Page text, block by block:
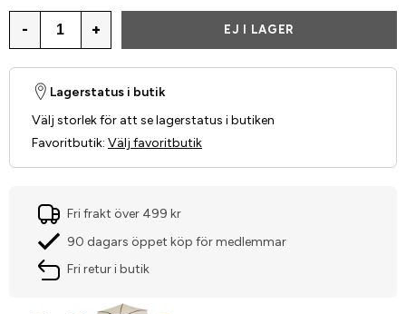
- + EJ I LAGER
Lagerstatus i butik
Välj storlek för att se lagerstatus i butiken
Favoritbutik: Välj favoritbutik
Fri frakt över 499 kr
90 dagars öppet köp för medlemmar
Fri retur i butik